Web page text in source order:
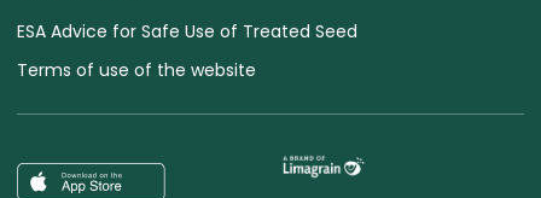
ESA Advice for Safe Use of Treated Seed
Terms of use of the website